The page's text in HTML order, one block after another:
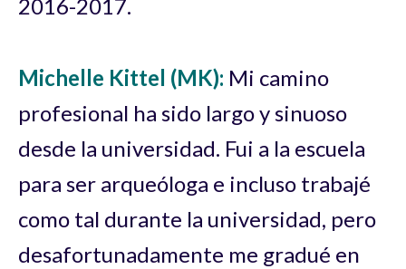
2016-2017.
Michelle Kittel (MK): Mi camino
profesional ha sido largo y sinuoso
desde la universidad. Fui a la escuela
para ser arqueóloga e incluso trabajé
como tal durante la universidad, pero
desafortunadamente me gradué en